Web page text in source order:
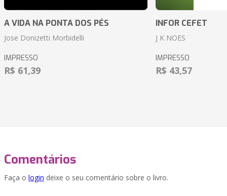
A VIDA NA PONTA DOS PÉS
Jose Donizetti Morbidelli
IMPRESSO
R$ 61,39
INFOR CEFET
J K NOES
IMPRESSO
R$ 43,57
Comentários
Faça o login deixe o seu comentário sobre o livro.